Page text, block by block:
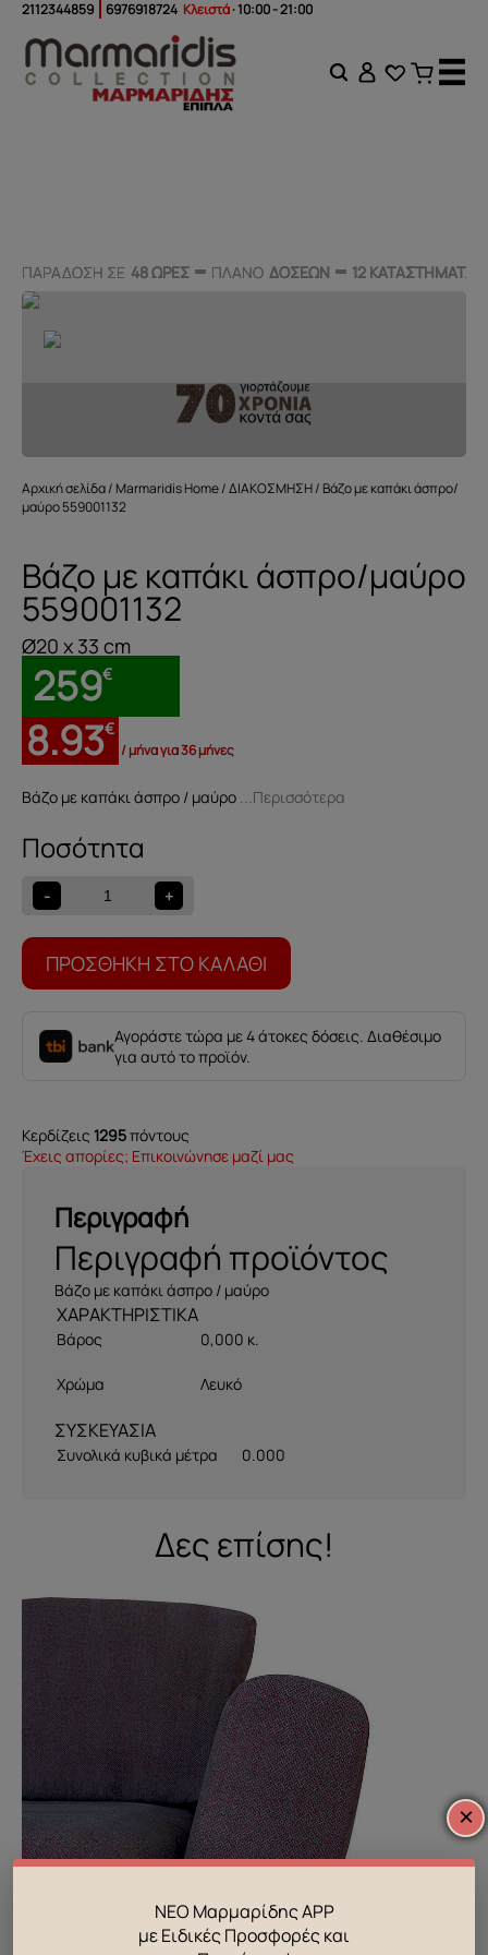
2112344859 6976918724 Κλειστά· 10:00 - 21:00
ΠΑΡΑΔΟΣΗ ΣΕ 48 ΩΡΕΣ ΠΛΑΝΟ ΔΟΣΕΩΝ 12 ΚΑΤΑΣΤΗΜΑΤΑ
ΠΑΡΑΔΟΣΗ ΣΕ 48 ΩΡΕΣ ΠΛΑΝΟ ΔΟΣΕΩΝ 12 ΚΑΤΑΣΤΗΜΑΤΑ
Αρχική σελίδα/ Marmaridis Home/ΔΙΑΚΟΣΜΗΣΗ/ Βάζο με καπάκι άσπρο/
μαύρο 559001132
Βάζο με καπάκι άσπρο/μαύρο
559001132
Ø20 x 33 cm
259€
8.93€
/ μήνα για 36 μήνες
Βάζο με καπάκι άσπρο / μαύρο ...Περισσότερα
-
Βάζο
με
καπάκι
άσπρο/
559001132
ποσότητα
+
ΠΡΟΣΘΉΚΗ ΣΤΟ ΚΑΛΆΘΙ
Αγοράστε τώρα με 4 άτοκες δόσεις. Διαθέσιμο
για αυτό το προϊόν.
Κερδίζεις 1295πόντους
Έχεις απορίες; Επικοινώνησε μαζί μας
Περιγραφή
Περιγραφή προϊόντος
Βάζο με καπάκι άσπρο / μαύρο
Βάρος 0,000 κ.
Χρώμα Λευκό
ΣΥΣΚΕΥΑΣΙΑ
Συνολικά κυβικά μέτρα 0.000
Δες επίσης!
×
ΝΕΟ Μαρμαρίδης APP
με Ειδικές Προσφορές και